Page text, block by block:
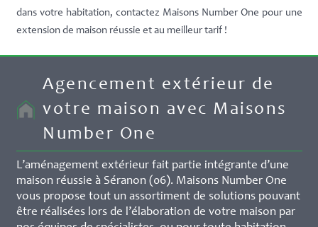
dans votre habitation, contactez Maisons Number One pour une
extension de maison réussie et au meilleur tarif !
Agencement extérieur de
votre maison avec Maisons
Number One
L’aménagement extérieur fait partie intégrante d’une
maison réussie à Séranon (06). Maisons Number One
vous propose tout un assortiment de solutions pouvant
être réalisées lors de l’élaboration de votre maison par